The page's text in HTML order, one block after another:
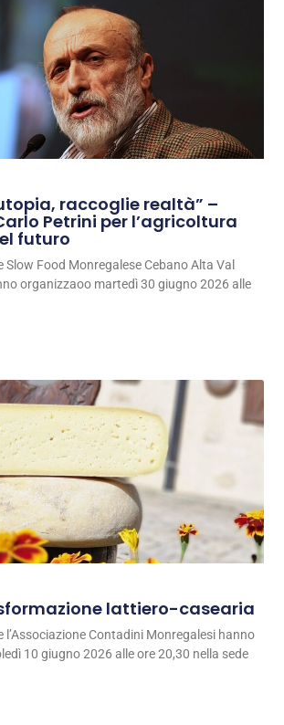
raccoglie realtà” –
Petrini per l’agricoltura
futuro
Slow Food Monregalese Cebano Alta Val
organizzaoo martedì 30 giugno 2026 alle
lattiero-casearia
l’Associazione Contadini Monregalesi hanno
10 giugno 2026 alle ore 20,30 nella sede